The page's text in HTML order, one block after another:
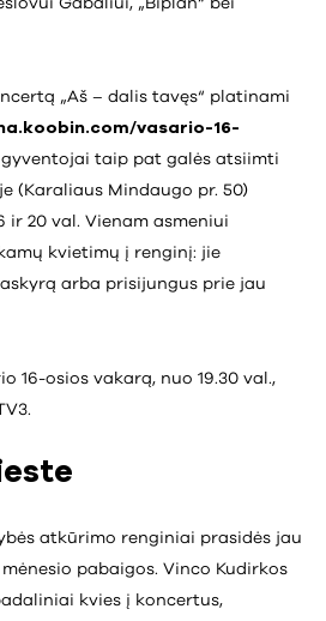
Gabaliui, „Biplan“ bei
„Aš – dalis tavęs“ platinami
vasario-16-
gyventojai taip pat galės atsiimti
(Karaliaus Mindaugo pr. 50)
ir 20 val. Vienam asmeniui
kvietimų į renginį: jie
arba prisijungus prie jau
16-osios vakarą, nuo 19.30 val.,
atkūrimo renginiai prasidės jau
pabaigos. Vinco Kudirkos
kvies į koncertus,